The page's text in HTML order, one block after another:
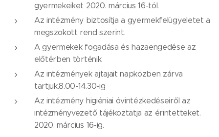
gyermekeiket 2020. március 16-tól.
Az intézmény biztosítja a gyermekfelügyeletet a
megszokott rend szerint.
A gyermekek fogadása és hazaengedése az
előtérben történik.
Az intézmények ajtajait napközben zárva
tartjuk.8.00-14.30-ig
Az intézmény higiéniai óvintézkedéseiről az
intézményvezető tájékoztatja az érintetteket.
2020. március 16-ig.